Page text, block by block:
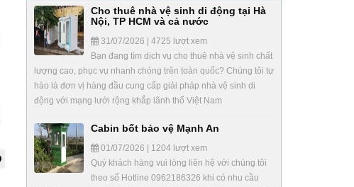
Cho thuê nhà vệ sinh di động tại Hà
Nội, TP HCM và cả nước
31/07/2026 | 4725 lượt xem
Bạn đang tìm dịch vụ cho thuê nhà vệ sinh chất
lượng cao, phục vụ nhanh chóng trên toàn quốc? Chúng tôi tự
hào là đơn vị hàng đầu cung cấp giải pháp nhà vệ sinh di
động với mạng lưới rộng khắp lãnh thổ Việt Nam
Cabin bốt bảo vệ Mạnh An
01/07/2026 | 1204 lượt xem
Quý khách hàng vui lòng liên hệ với chúng tôi
theo số Hotline 0962186326 khi có nhu cầu